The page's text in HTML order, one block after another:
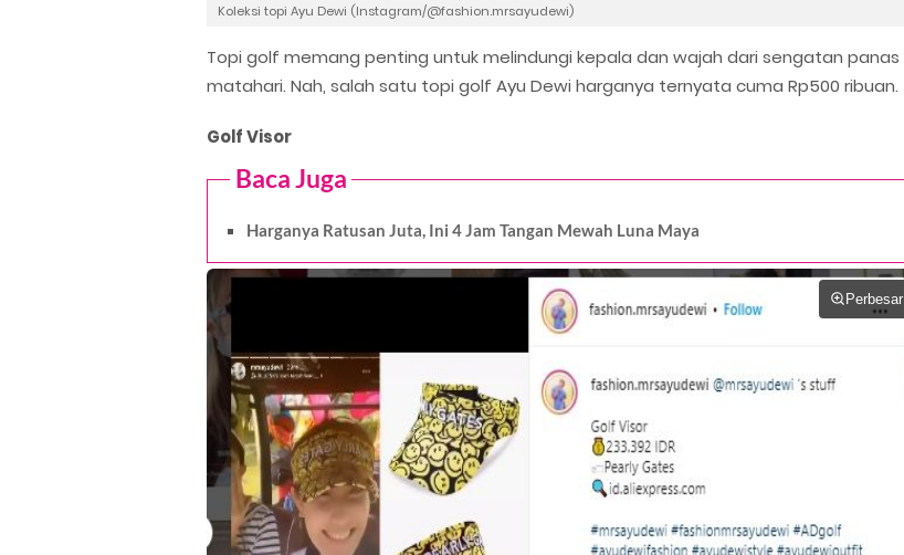
Koleksi topi Ayu Dewi (Instagram/@fashion.mrsayudewi)
Topi golf memang penting untuk melindungi kepala dan wajah dari sengatan panas
matahari. Nah, salah satu topi golf Ayu Dewi harganya ternyata cuma Rp500 ribuan.
Golf Visor
Baca Juga
Harganya Ratusan Juta, Ini 4 Jam Tangan Mewah Luna Maya
Perbesar